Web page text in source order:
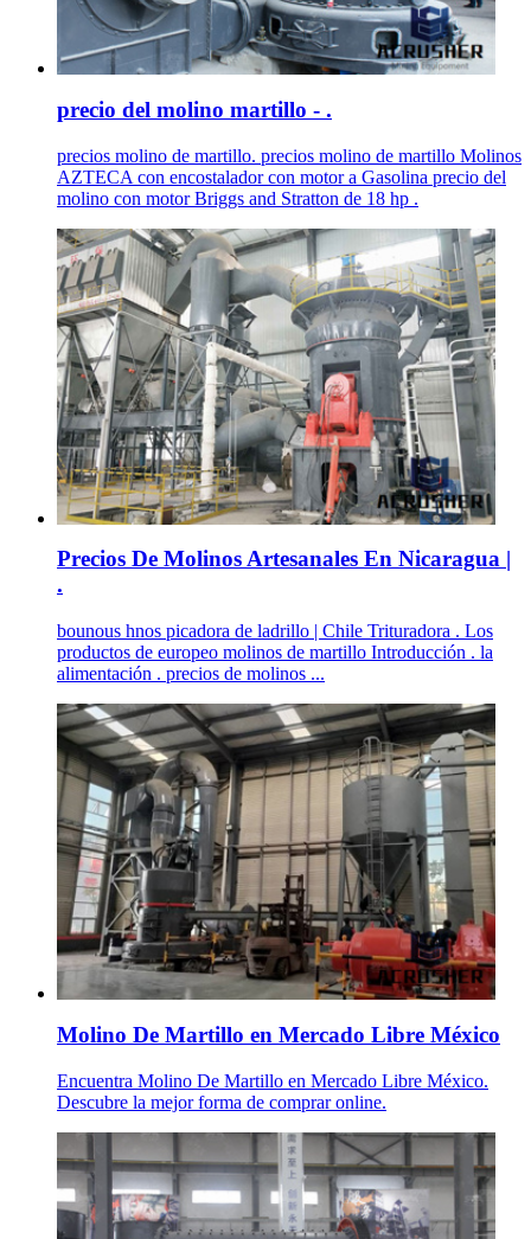
precio del molino martillo - .
precios molino de martillo. precios molino de martillo Molinos
AZTECA con encostalador con motor a Gasolina precio del
molino con motor Briggs and Stratton de 18 hp .
Precios De Molinos Artesanales En Nicaragua |
.
bounous hnos picadora de ladrillo | Chile Trituradora . Los
productos de europeo molinos de martillo Introducción . la
alimentación . precios de molinos ...
Molino De Martillo en Mercado Libre México
Encuentra Molino De Martillo en Mercado Libre México.
Descubre la mejor forma de comprar online.